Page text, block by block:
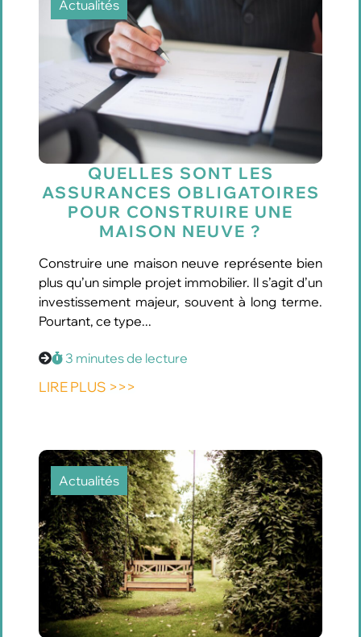
Actualités
QUELLES SONT LES
ASSURANCES OBLIGATOIRES
POUR CONSTRUIRE UNE
MAISON NEUVE ?
Construire une maison neuve représente bien
plus qu’un simple projet immobilier. Il s’agit d’un
investissement majeur, souvent à long terme.
Pourtant, ce type...
3 minutes de lecture
LIRE PLUS >>>
Actualités